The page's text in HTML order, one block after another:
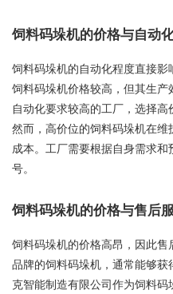
饲料码垛机的价格与自动
饲料码垛机的自动化程度直接
饲料码垛机价格较高，但其生
自动化要求较高的工厂，选择高
然而，高价位的饲料码垛机在
成本。工厂需要根据自身需求
号。
饲料码垛机的价格与售后
饲料码垛机的价格高昂，因此
品牌的饲料码垛机，通常能够
克智能制造有限公司作为饲料